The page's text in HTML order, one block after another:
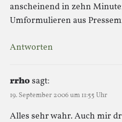
anscheinend in zehn
Umformulieren aus
Antworten
rrhosagt:
19. September 2006 um 11:55 Uhr
Alles sehr wahr. Auch mir